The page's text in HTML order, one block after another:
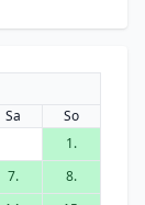
Sa
So
1.
7.
8.